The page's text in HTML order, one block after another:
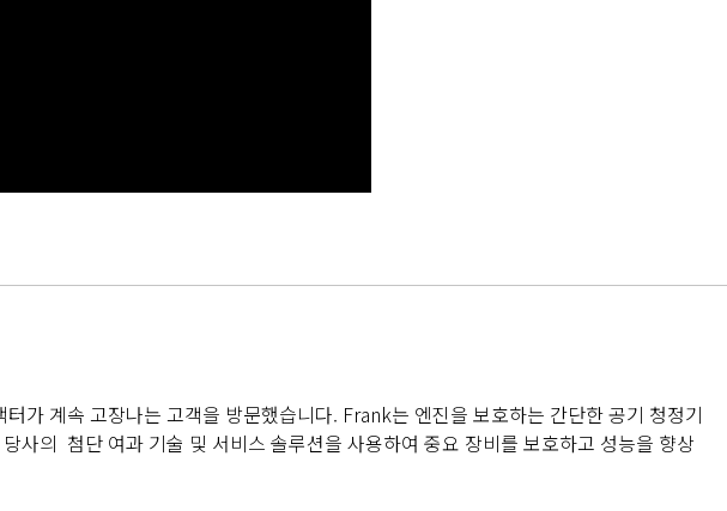
계속 고장나는 고객을 방문했습니다. Frank는 엔진을 보호하는 간단한 공기 청정기
사의 첨단 여과 기술 및 서비스 솔루션을 사용하여 중요 장비를 보호하고 성능을 향상